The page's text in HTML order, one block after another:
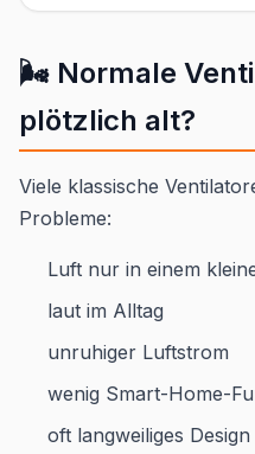
🌬️ Normale
plötzlich alt?
Viele klassische
Probleme:
Luft nur in einem
laut im Alltag
unruhiger Luftstrom
wenig Smart-Home-
oft langweiliges Design